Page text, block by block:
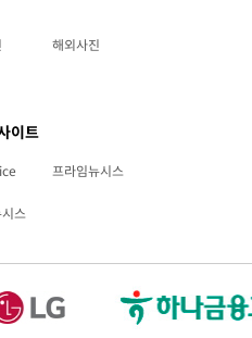
해외사진
이트
프라임뉴시스
스